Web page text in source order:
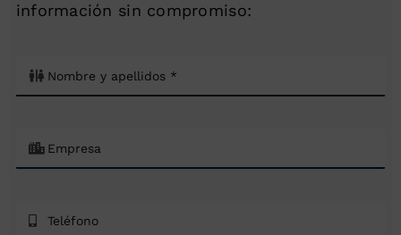
información sin compromiso: